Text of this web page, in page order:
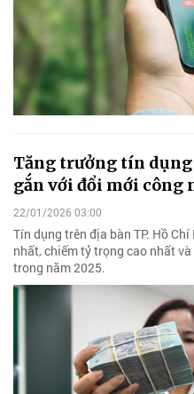
Tăng trưởng tín
gắn với đổi mới công
22/01/2026 03:00
Tín dụng trên địa bàn TP. Hồ
nhất, chiếm tỷ trọng cao nhất
trong năm 2025.